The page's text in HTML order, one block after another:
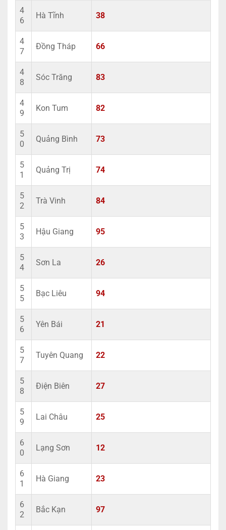
4
6
Hà Tĩnh 38
4
7
Đồng Tháp 66
4
8
Sóc Trăng 83
4
9
Kon Tum 82
5
0
Quảng Bình 73
5
1
Quảng Trị 74
5
2
Trà Vinh 84
5
3
Hậu Giang 95
5
4
Sơn La 26
5
5
Bạc Liêu 94
5
6
Yên Bái 21
5
7
Tuyên Quang 22
5
8
Điện Biên 27
5
9
Lai Châu 25
6
0
Lạng Sơn 12
6
1
Hà Giang 23
6
2
Bắc Kạn 97